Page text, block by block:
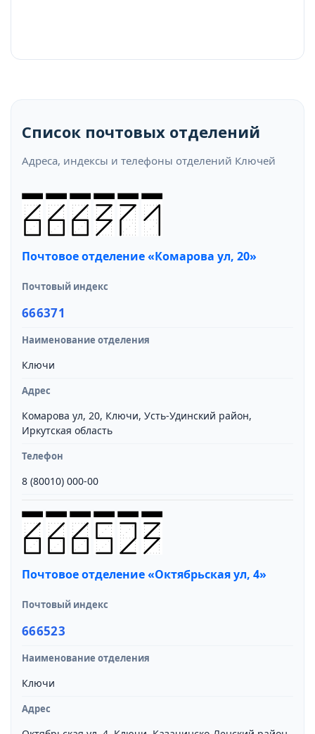
Список почтовых отделений
Адреса, индексы и телефоны отделений Ключей
Почтовое отделение «Комарова ул, 20»
Почтовый индекс
666371
Наименование отделения
Ключи
Адрес
Комарова ул, 20, Ключи, Усть-Удинский район,
Иркутская область
Телефон
8 (80010) 000-00
Почтовое отделение «Октябрьская ул, 4»
Почтовый индекс
666523
Наименование отделения
Ключи
Адрес